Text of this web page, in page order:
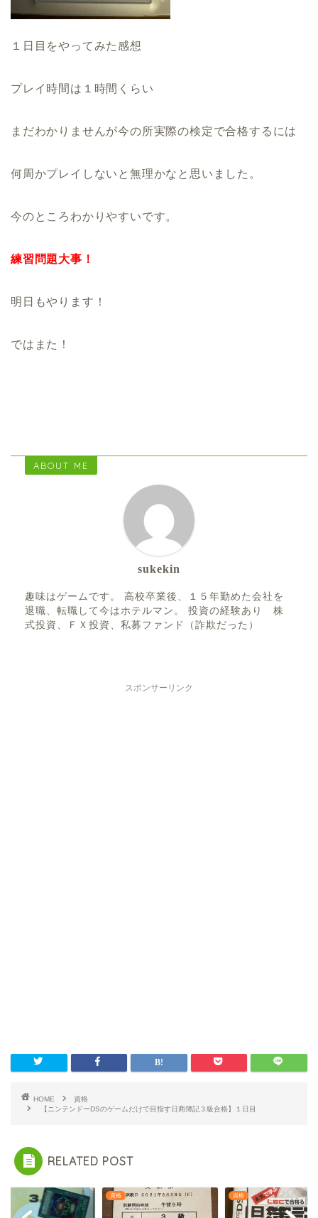
１日目をやってみた感想
プレイ時間は１時間くらい
まだわかりませんが今の所実際の検定で合格するには
何周かプレイしないと無理かなと思いました。
今のところわかりやすいです。
練習問題大事！
明日もやります！
ではまた！
ABOUT ME
sukekin
趣味はゲームです。 高校卒業後、１５年勤めた会社を
退職、転職して今はホテルマン。 投資の経験あり 株
式投資、ＦＸ投資、私募ファンド（詐欺だった）
スポンサーリンク
HOME
資格
【ニンテンドーDSのゲームだけで目指す日商簿記３級合格】１日目
RELATED POST
資格 資格